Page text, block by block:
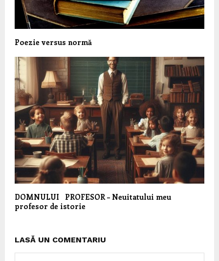
Poezie versus normă
DOMNULUI PROFESOR – Neuitatului meu
profesor de istorie
LASĂ UN COMENTARIU